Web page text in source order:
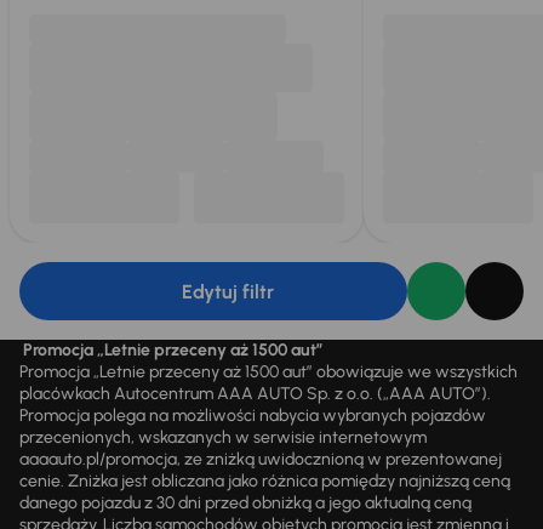
Edytuj filtr
Promocja „Letnie przeceny aż 1500 aut”
Promocja „Letnie przeceny aż 1500 aut” obowiązuje we wszystkich
placówkach Autocentrum AAA AUTO Sp. z o.o. („AAA AUTO”).
Promocja polega na możliwości nabycia wybranych pojazdów
przecenionych, wskazanych w serwisie internetowym
aaaauto.pl/promocja, ze zniżką uwidocznioną w prezentowanej
cenie. Zniżka jest obliczana jako różnica pomiędzy najniższą ceną
danego pojazdu z 30 dni przed obniżką a jego aktualną ceną
sprzedaży. Liczba samochodów objętych promocją jest zmienna i